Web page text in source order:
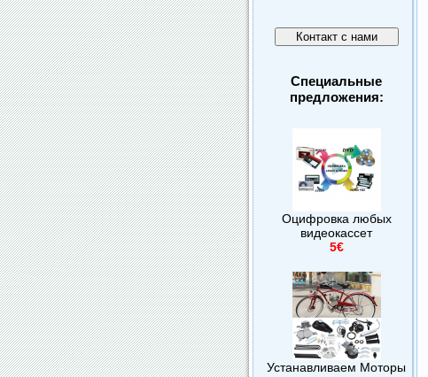
Специальные
предложения:
Оцифровка любых
видеокассет
5€
Устанавливаем Моторы